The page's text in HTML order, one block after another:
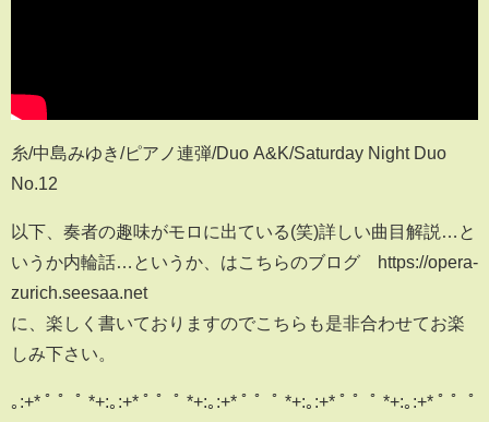
糸/中島みゆき/ピアノ連弾/Duo A&K/Saturday Night Duo
No.12
以下、奏者の趣味がモロに出ている(笑)詳しい曲目解説…と
いうか内輪話…というか、はこちらのブログ https://opera-
zurich.seesaa.net
に、楽しく書いておりますのでこちらも是非合わせてお楽
しみ下さい。
｡:+* ﾟ ゜ﾟ *+:｡:+* ﾟ ゜ﾟ *+:｡:+* ﾟ ゜ﾟ *+:｡:+* ﾟ ゜ﾟ *+:｡:+* ﾟ ゜ﾟ